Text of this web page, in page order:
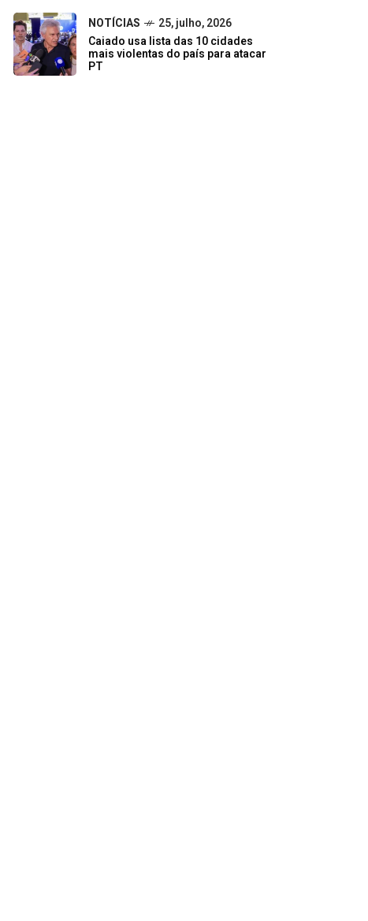
NOTÍCIAS
25, julho, 2026
Caiado usa lista das 10 cidades
mais violentas do país para atacar
PT